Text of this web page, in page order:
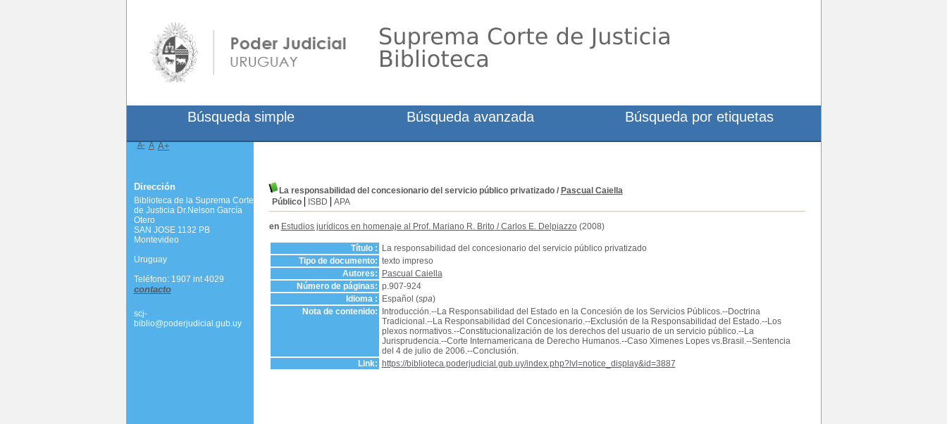
La responsabilidad del concesionario del servicio público privatizado/ Pascual Caiella
Público
ISBD APA
en Estudios jurídicos en homenaje al Prof. Mariano R. Brito/Carlos E. Delpiazzo(2008)
Título :
La responsabilidad del concesionario del servicio público privatizado
Tipo de documento: texto impreso
Autores:
Pascual Caiella
Número de páginas: p.907-924
Idioma :
Español (spa)
Nota de contenido:
Introducción.--La Responsabilidad del Estado en la Concesión de los Servicios Públicos.--Doctrina
Tradicional.--La Responsabilidad del Concesionario.--Exclusión de la Responsabilidad del Estado.--Los
plexos normativos.--Constitucionalización de los derechos del usuario de un servicio público.--La
Jurisprudencia.--Corte Internamericana de Derecho Humanos.--Caso Ximenes Lopes vs.Brasil.--Sentencia
del 4 de julio de 2006.--Conclusión.
Link:
https://biblioteca.poderjudicial.gub.uy/index.php?lvl=notice_display&id=3887
Búsqueda simple Búsqueda avanzada Búsqueda por etiquetas
A- A A+
Dirección
Biblioteca de la Suprema Corte
de Justicia Dr.Nelson García
Otero
SAN JOSE 1132 PB
Montevideo
Uruguay
Teléfono: 1907 int 4029
contacto
scj-
biblio@poderjudicial.gub.uy